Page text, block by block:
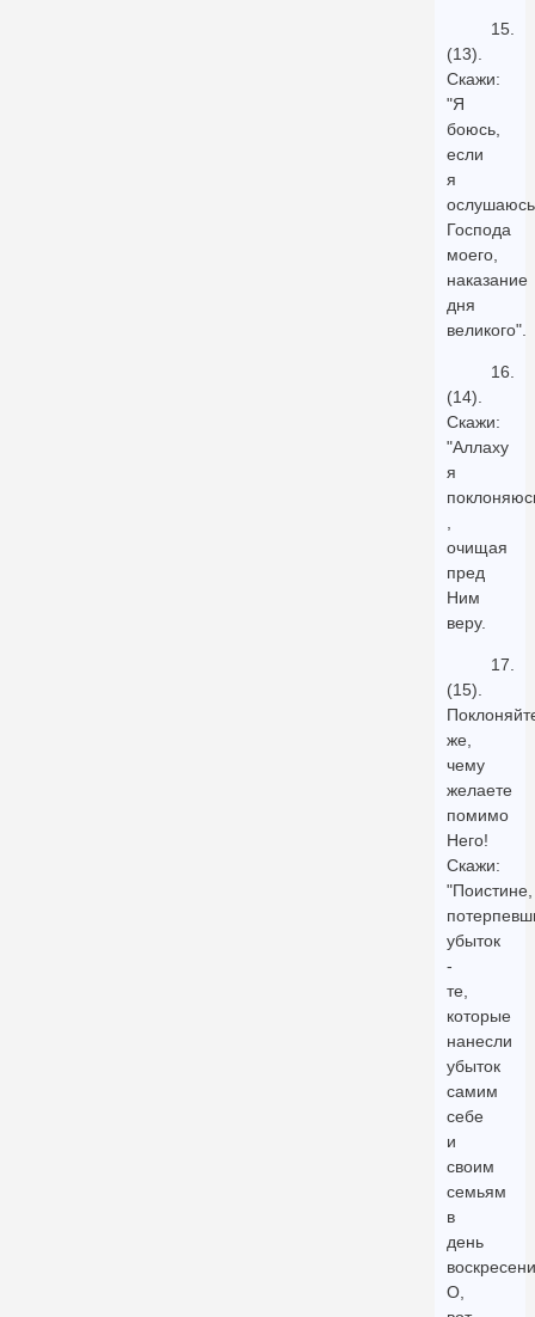
15.
(13).
Скажи:
"Я
боюсь,
если
я
ослушаюсь
Господа
моего,
наказание
дня
великого".
16.
(14).
Скажи:
"Аллаху
я
,
очищая
пред
Ним
веру.
17.
(15).
же,
чему
желаете
помимо
Него!
Скажи:
"Поистине,
убыток
-
те,
которые
нанесли
убыток
самим
себе
и
своим
семьям
в
день
О,